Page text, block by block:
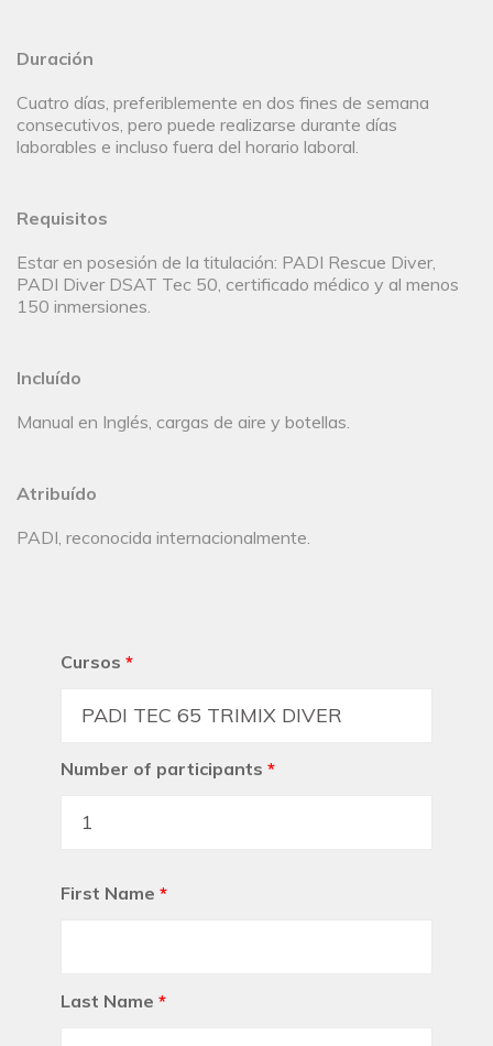
Duración
Cuatro días, preferiblemente en dos fines de semana
consecutivos, pero puede realizarse durante días
laborables e incluso fuera del horario laboral.
Requisitos
Estar en posesión de la titulación: PADI Rescue Diver,
PADI Diver DSAT Tec 50, certificado médico y al menos
150 inmersiones.
Incluído
Manual en Inglés, cargas de aire y botellas.
Atribuído
PADI, reconocida internacionalmente.
Cursos *
Number of participants *
First Name *
Last Name *